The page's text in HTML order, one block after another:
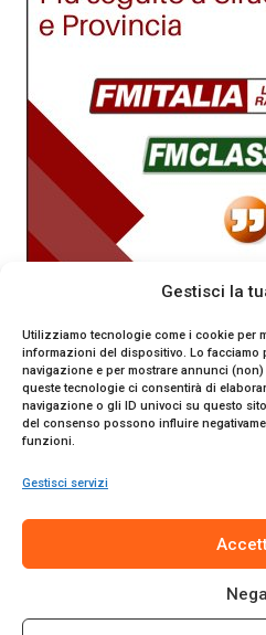
Gestisci la
Utilizziamo tecnologie come i cookie per
informazioni del dispositivo. Lo facciamo
navigazione e per mostrare annunci
queste tecnologie ci consentirà di
navigazione o gli ID univoci su questo
del consenso possono influire
funzioni.
Gestisci servizi
Nega
Tribunale di Siracusa. Direttore
© 2024 Promo Italia S.r.l.
realizzato da